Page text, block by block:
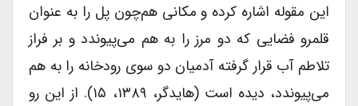
این مقوله اشاره کرده و مکانی هم‌چون پل را به عنوان
قلمرو فضایی که دو مرز را به هم می‌پیوندد‌ و بر فراز
تلاطم آب قرار گرفته آدمیان دو سوی رودخانه را به هم
می‌پیوندد، دیده است (هایدگر، ۱۳۸۹، ۱۵). از این رو